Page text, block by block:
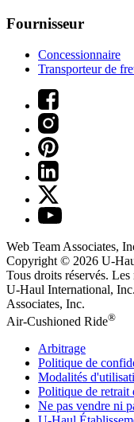
Fournisseur
Concessionnaire
Transporteur de
Web Team Associates,
Copyright © 2026 U-
Tous droits réservés. Les
U-Haul International,
Associates, Inc.
Air-Cushioned Ride®
Arbitrage
Politique de
Modalités
Politique de retrait
Ne pas vendre ni